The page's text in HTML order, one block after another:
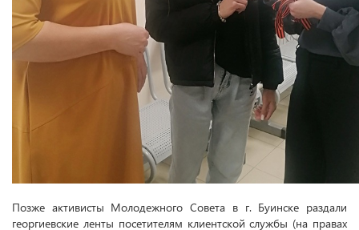
Позже активисты Молодежного Совета в г. Буинске раздали
георгиевские ленты посетителям клиентской службы (на правах